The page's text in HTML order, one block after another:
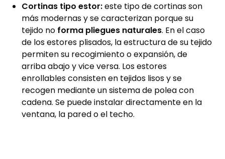
Cortinas tipo estor:este tipo de cortinas son
más modernas y se caracterizan porque su
tejido no forma pliegues naturales. En el caso
de los estores plisados, la estructura de su tejido
permiten su recogimiento o expansión, de
arriba abajo y vice versa. Los estores
enrollables consisten en tejidos lisos y se
recogen mediante un sistema de polea con
cadena. Se puede instalar directamente en la
ventana, la pared o el techo.